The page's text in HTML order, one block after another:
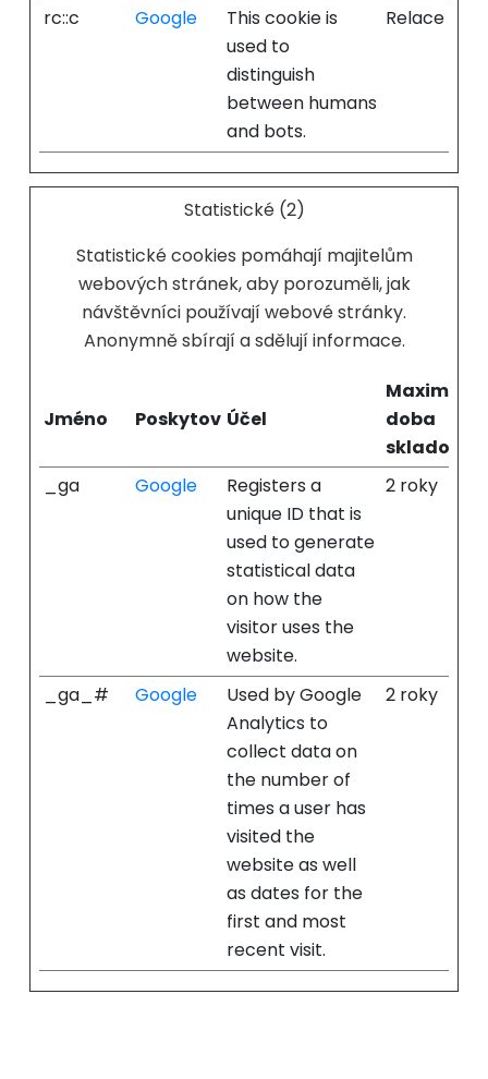
rc::c Google
This cookie is
used to
distinguish
between humans
and bots.
Relace
Statistické (2)
Statistické cookies pomáhají majitelům
webových stránek, aby porozuměli, jak
návštěvníci používají webové stránky.
Anonymně sbírají a sdělují informace.
Jméno Poskytovatel
Účel
Maximální
doba
_ga
Google
Registers a
unique ID that is
used to generate
statistical data
on how the
visitor uses the
website.
2 roky
_ga_# Google
Used by Google
Analytics to
collect data on
the number of
times a user has
visited the
website as well
as dates for the
first and most
recent visit.
2 roky